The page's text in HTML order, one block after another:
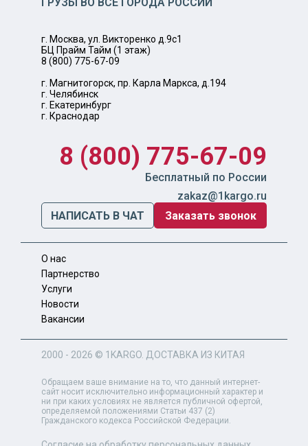
г. Москва, ул. Викторенко д.9с1
БЦ Прайм Тайм (1 этаж)
8 (800) 775-67-09
г. Магнитогорск, пр. Карла Маркса, д.194
г. Челябинск
г. Екатеринбург
г. Краснодар
8 (800) 775-67-09
Бесплатный по России
zakaz@1kargo.ru
НАПИСАТЬ В ЧАТ
Заказать звонок
О нас
Партнерство
Услуги
Новости
Вакансии
2000 - 2026 © 1KARGO . ДОСТАВКА ИЗ КИТАЯ
Обращаем ваше внимание на то, что данный интернет-
сайт носит исключительно информационный характер и
ни при каких условиях не является публичной офертой,
определяемой положениями Статьи 437 (2)
Гражданского кодекса Российской Федерации.